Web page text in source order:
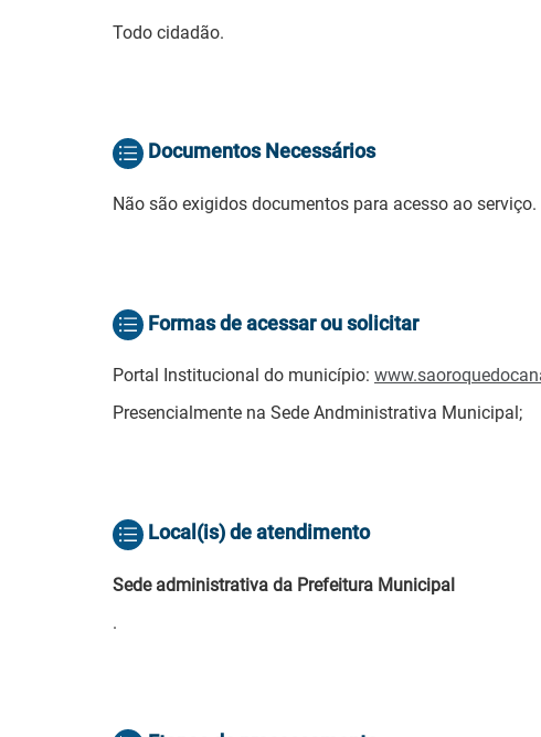
Todo cidadão.
Documentos Necessários
Não são exigidos documentos para acesso ao serviço.
Formas de acessar ou solicitar
Portal Institucional do município:
Presencialmente na Sede Andministrativa Municipal;
Local(is) de atendimento
Sede administrativa da Prefeitura Municipal
.